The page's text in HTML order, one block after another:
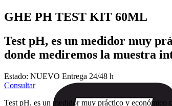
GHE PH TEST KIT 60ML
Test pH, es un medidor muy
donde mediremos la muestra
Estado: NUEVO Entrega 24/48 h
Consultar
Test pH, es un medidor muy práctico y económico